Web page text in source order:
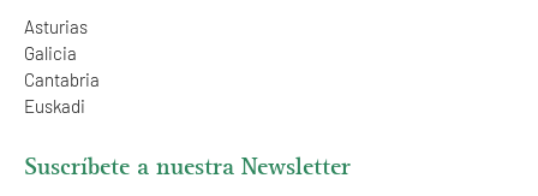
Asturias
Galicia
Cantabria
Euskadi
Suscríbete a nuestra Newsletter